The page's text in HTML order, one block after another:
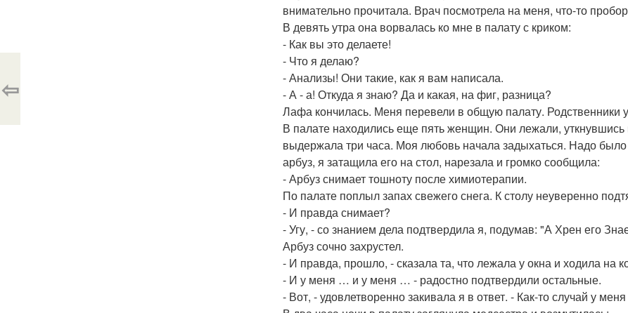
внимательно прочитала. Врач посмотрела на меня, что-то
В девять утра она ворвалась ко мне в палату с криком:
- Как вы это делаете!
- Что я делаю?
- Анализы! Они такие, как я вам написала.
- А - а! Откуда я знаю? Да и какая, на фиг, разница?
Лафа кончилась. Меня перевели в общую палату. Родственники
В палате находились еще пять женщин. Они лежали,
выдержала три часа. Моя любовь начала задыхаться. Надо было
арбуз, я затащила его на стол, нарезала и громко сообщила:
- Арбуз снимает тошноту после химиотерапии.
По палате поплыл запах свежего снега. К столу неуверенно
- И правда снимает?
- Угу, - со знанием дела подтвердила я, подумав: "А Хрен его
Арбуз сочно захрустел.
- И правда, прошло, - сказала та, что лежала у окна и ходила на
- И у меня … и у меня … - радостно подтвердили остальные.
- Вот, - удовлетворенно закивала я в ответ. - Как-то случай у
⇦